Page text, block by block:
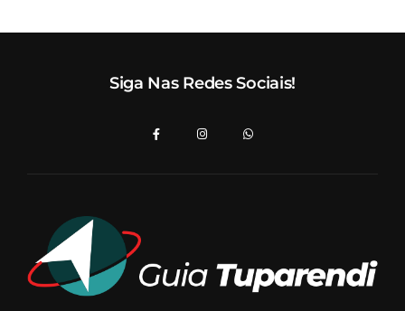
Siga Nas Redes Sociais!